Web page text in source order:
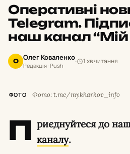
Оперативні
Telegram.
наш канал “Мій
О Олег Коваленко
Редакція · Push
1 хв читання
ФОТО Фото: t.me/mykharkov_info
П риєднуйтеся до
каналу.